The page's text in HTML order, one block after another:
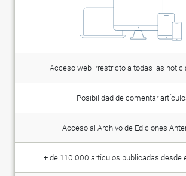
Acceso web irrestricto a todas las
Posibilidad de comentar
Acceso al Archivo de Ediciones
+ de 110.000 artículos publicadas desde